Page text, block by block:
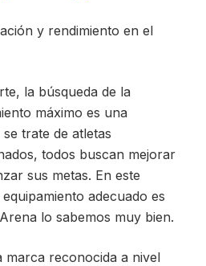
y rendimiento en el
la búsqueda de la
máximo es una
trate de atletas
todos buscan mejorar
sus metas. En este
adecuado es
lo sabemos muy bien.
marca reconocida a nivel